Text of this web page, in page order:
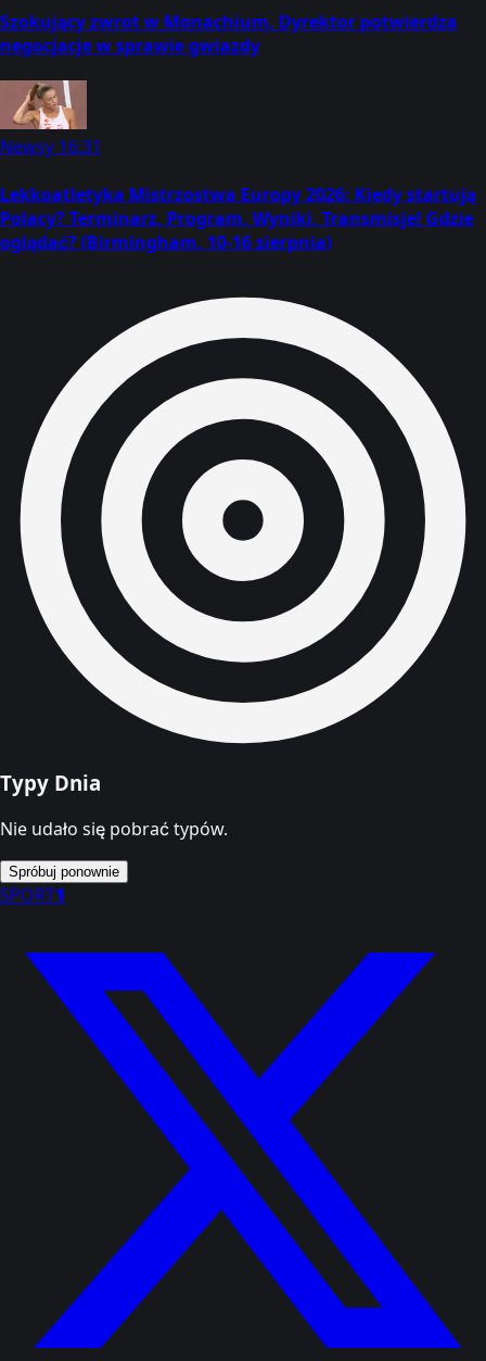
Szokujący zwrot w Monachium. Dyrektor potwierdza
negocjacje w sprawie gwiazdy
Newsy 16:31
Lekkoatletyka Mistrzostwa Europy 2026: Kiedy startują
Polacy? Terminarz, Program, Wyniki, Transmisje! Gdzie
oglądać? (Birmingham, 10-16 sierpnia)
Typy Dnia
Nie udało się pobrać typów.
Spróbuj ponownie
SPORT1